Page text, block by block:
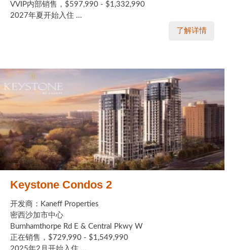
VVIP内部销售，$597,990 - $1,332,990
2027年夏开始入住 ...
了解详情
Keystone Condos 2
开发商：Kaneff Properties
密西沙加市中心
Burnhamthorpe Rd E & Central Pkwy W
正在销售，$729,990 - $1,549,990